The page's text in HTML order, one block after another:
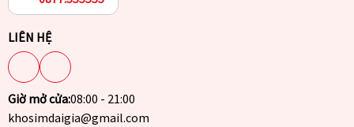
LIÊN HỆ
Giờ mở cửa:08:00 - 21:00
khosimdaigia@gmail.com